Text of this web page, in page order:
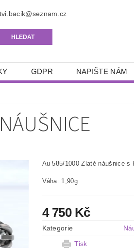
GDPR NAPIŠTE NÁM
Au 585/1000 Zlaté náušnice s
Váha: 1,90g
4 750 Kč
Kategorie
Tisk